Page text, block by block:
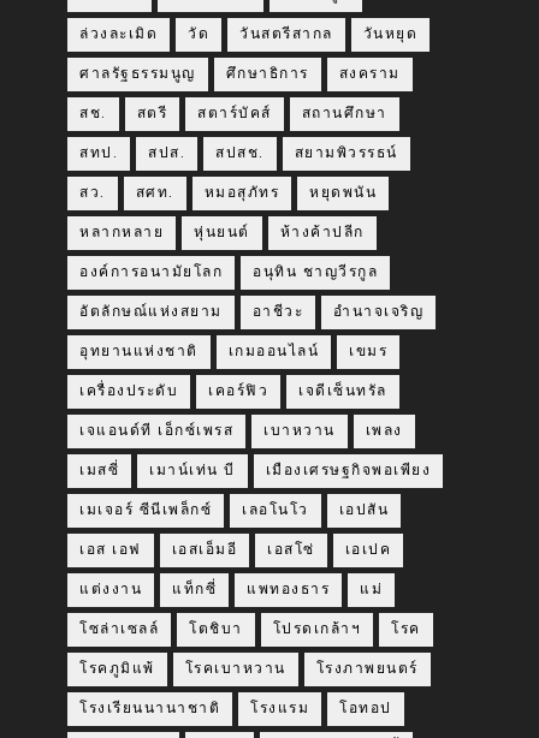
ล่วงละเมิด วัด วันสตรีสากล วันหยุด
ศาลรัฐธรรมนูญ ศึกษาธิการ สงคราม
สช. สตรี สตาร์บัคส์ สถานศึกษา
สทป. สปส. สปสช. สยามพิวรรธน์
สว. สศท. หมอสุภัทร หยุดพนัน
หลากหลาย หุ่นยนต์ ห้างค้าปลีก
องค์การอนามัยโลก อนุทิน ชาญวีรกูล
อัตลักษณ์แห่งสยาม อาชีวะ อำนาจเจริญ
อุทยานแห่งชาติ เกมออนไลน์ เขมร
เครื่องประดับ เคอร์ฟิว เจดีเซ็นทรัล
เจแอนด์ที เอ็กซ์เพรส เบาหวาน เพลง
เมสซี่ เมาน์เท่น บี เมืองเศรษฐกิจพอเพียง
เมเจอร์ ซีนีเพล็กซ์ เลอโนโว เอปสัน
เอส เอฟ เอสเอ็มอี เอสโซ่ เอเปค
แต่งงาน แท็กซี่ แพทองธาร แม่
โซล่าเซลล์ โตชิบา โปรดเกล้าฯ โรค
โรคภูมิแพ้ โรคเบาหวาน โรงภาพยนตร์
โรงเรียนนานาชาติ โรงแรม โอทอป